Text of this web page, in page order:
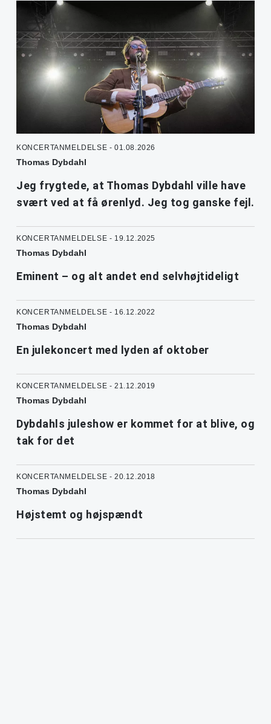
KONCERTANMELDELSE - 01.08.2026
Thomas Dybdahl
Jeg frygtede, at Thomas Dybdahl ville have
svært ved at få ørenlyd. Jeg tog ganske fejl.
KONCERTANMELDELSE - 19.12.2025
Thomas Dybdahl
Eminent – og alt andet end selvhøjtideligt
KONCERTANMELDELSE - 16.12.2022
Thomas Dybdahl
En julekoncert med lyden af oktober
KONCERTANMELDELSE - 21.12.2019
Thomas Dybdahl
Dybdahls juleshow er kommet for at blive, og
tak for det
KONCERTANMELDELSE - 20.12.2018
Thomas Dybdahl
Højstemt og højspændt